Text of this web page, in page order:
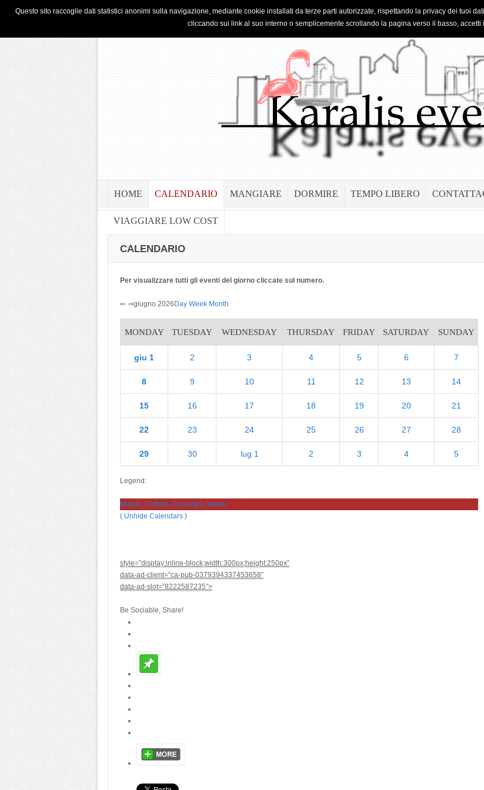
HOME PRIVACY & COOKIE POLICY
HOME CALENDARIO MANGIARE DORMIRE TEMPO LIBERO
VIAGGIARE LOW COST
CALENDARIO
Per visualizzare tutti gli eventi del giorno cliccate sul numero.
⇐ ⇒giugno 2026 Day Week Month
MONDAY TUESDAY WEDNESDAY THURSDAY FRIDAY SATURDAY SUNDAY
giu 1 2 3 4 5 6 7
8 9 10 11 12 13 14
15 16 17 18 19 20 21
22 23 24 25 26 27 28
29 30 lug 1 2 3 4 5
Legend:
Mostre, Cultura, Convegni, Musei
( Unhide Calendars )
style=”display:inline-block;width:300px;height:250px”
data-ad-client=”ca-pub-0379394337453658″
data-ad-slot=”8222587235″>
Be Sociable, Share!
Questo sito raccoglie dati statistici anonimi sulla navigazione, mediante cookie installati da terze parti autorizzate, rispettando la privacy dei tuoi
cliccando sui link al suo interno o semplicemente scrollando la pagina verso il basso,